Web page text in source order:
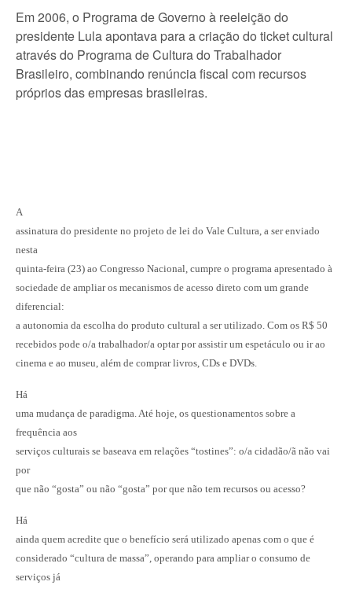
Em 2006, o Programa de Governo à reeleição do
presidente Lula apontava para a criação do ticket cultural
através do Programa de Cultura do Trabalhador
Brasileiro, combinando renúncia fiscal com recursos
próprios das empresas brasileiras.
A
assinatura do presidente no projeto de lei do Vale Cultura, a ser enviado
nesta
quinta-feira (23) ao Congresso Nacional, cumpre o programa apresentado à
sociedade de ampliar os mecanismos de acesso direto com um grande
diferencial:
a autonomia da escolha do produto cultural a ser utilizado. Com os R$ 50
recebidos pode o/a trabalhador/a optar por assistir um espetáculo ou ir ao
cinema e ao museu, além de comprar livros, CDs e DVDs.
Há
uma mudança de paradigma. Até hoje, os questionamentos sobre a
frequência aos
serviços culturais se baseava em relações “tostines”: o/a cidadão/ã não vai
por
que não “gosta” ou não “gosta” por que não tem recursos ou acesso?
Há
ainda quem acredite que o benefício será utilizado apenas com o que é
considerado “cultura de massa”, operando para ampliar o consumo de
serviços já